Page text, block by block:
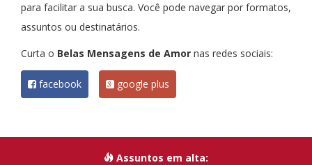
para facilitar a sua busca. Você pode navegar por formatos,
assuntos ou destinatários.
Curta o Belas Mensagens de Amor nas redes sociais:
facebook google plus
Assuntos em alta: